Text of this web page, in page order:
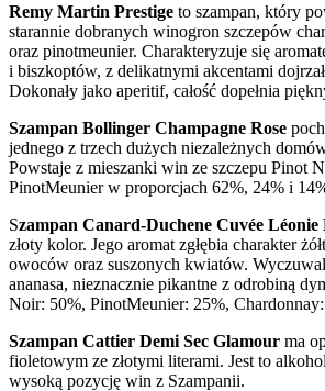
Remy Martin Prestige to szampan, który
starannie dobranych winogron szczepów
oraz pinotmeunier. Charakteryzuje się
i biszkoptów, z delikatnymi akcentami
Dokonały jako aperitif, całość dopełnia
Szampan Bollinger Champagne Rose
jednego z trzech dużych niezależnych
Powstaje z mieszanki win ze szczepu Pinot
PinotMeunier w proporcjach 62%, 24% i
Szampan Canard-Duchene Cuvée
złoty kolor. Jego aromat zgłębia charakter
owoców oraz suszonych kwiatów.
ananasa, nieznacznie pikantne z odrobiną
Noir: 50%, PinotMeunier: 25%,
Szampan Cattier Demi Sec Glamour ma
fioletowym ze złotymi literami. Jest to
wysoką pozycję win z Szampanii.